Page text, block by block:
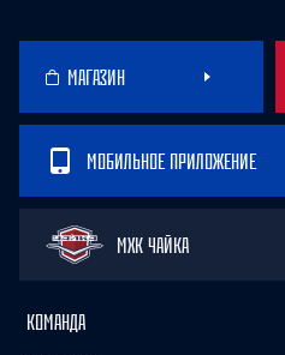
МАГАЗИН
МОБИЛЬНОЕ ПРИЛОЖЕНИЕ
МХК ЧАЙКА
КОМАНДА